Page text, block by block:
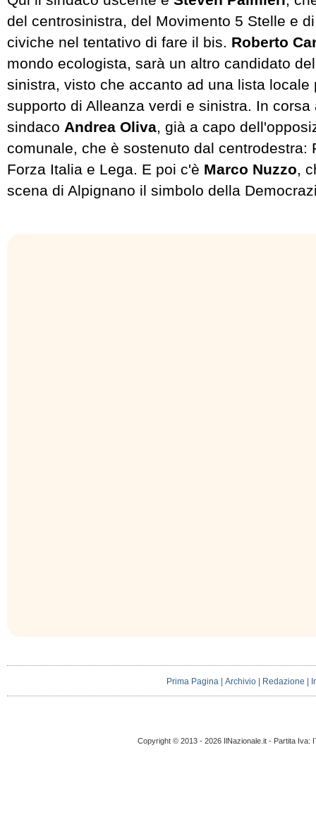
del centrosinistra, del Movimento 5 Stelle e
civiche nel tentativo di fare il bis. Roberto
mondo ecologista, sarà un altro candidato
sinistra, visto che accanto ad una lista locale
supporto di Alleanza verdi e sinistra. In corsa
sindaco Andrea Oliva, già a capo
comunale, che è sostenuto dal centrodestra:
Forza Italia e Lega. E poi c'è Marco Nuzzo,
scena di Alpignano il simbolo della
Prima Pagina |Archivio Redazione
Copyright © 2013 - 2026 IlNazionale.it - Partita Iva: